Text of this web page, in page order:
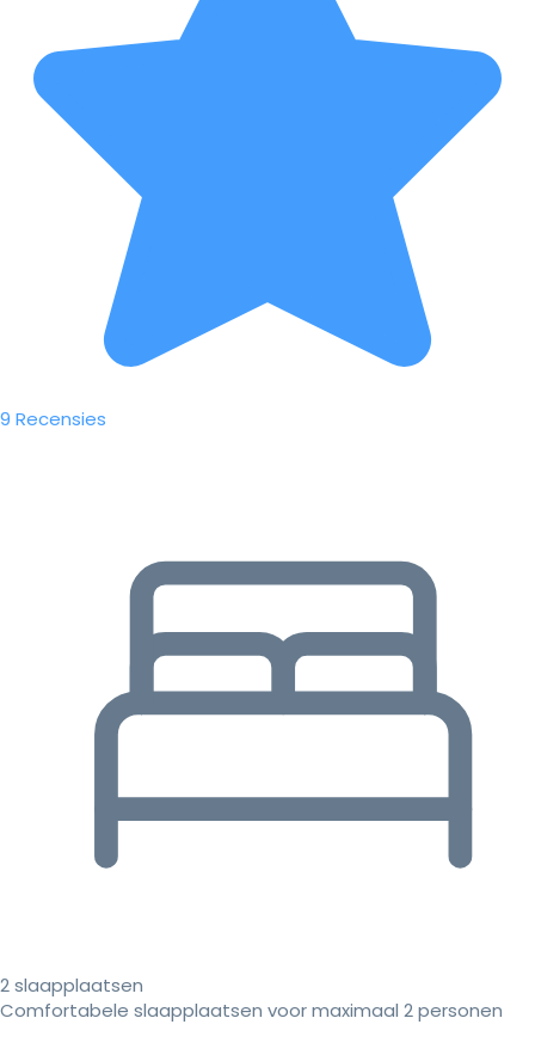
9 Recensies
2 slaapplaatsen
Comfortabele slaapplaatsen voor maximaal 2 personen